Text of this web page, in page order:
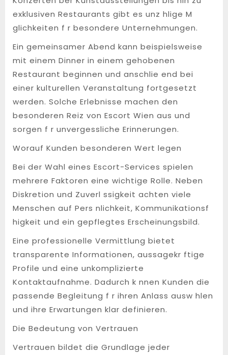
exklusiven Restaurants gibt es unz hlige M
glichkeiten f r besondere Unternehmungen.
Ein gemeinsamer Abend kann beispielsweise
mit einem Dinner in einem gehobenen
Restaurant beginnen und anschlie end bei
einer kulturellen Veranstaltung fortgesetzt
werden. Solche Erlebnisse machen den
besonderen Reiz von Escort Wien aus und
sorgen f r unvergessliche Erinnerungen.
Worauf Kunden besonderen Wert legen
Bei der Wahl eines Escort-Services spielen
mehrere Faktoren eine wichtige Rolle. Neben
Diskretion und Zuverl ssigkeit achten viele
Menschen auf Pers nlichkeit, Kommunikationsf
higkeit und ein gepflegtes Erscheinungsbild.
Eine professionelle Vermittlung bietet
transparente Informationen, aussagekr ftige
Profile und eine unkomplizierte
Kontaktaufnahme. Dadurch k nnen Kunden die
passende Begleitung f r ihren Anlass ausw hlen
und ihre Erwartungen klar definieren.
Die Bedeutung von Vertrauen
Vertrauen bildet die Grundlage jeder